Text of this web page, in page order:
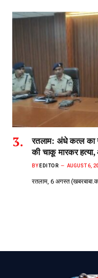
रतलाम: अंधे कत्ल का
की चाकू मारकर हत्या,
BY EDITOR AUGUST 6,
रतलाम, 6 अगस्त